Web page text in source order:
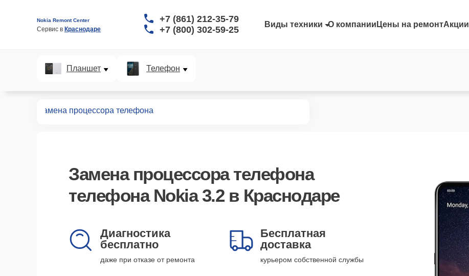
Nokia Remont Center
Сервис в Краснодаре
+7 (861) 212-35-79
+7 (800) 302-59-25
Виды техники О компании Цены на ремонтАкции
Планшет Телефон
Замена процессора телефона
Замена процессора телефона
телефона Nokia 3.2 в Краснодаре
Диагностика
бесплатно
даже при отказе от ремонта
Бесплатная
доставка
курьером собственной службы